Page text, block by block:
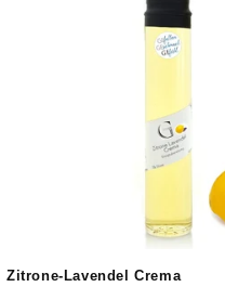
Zitrone-Lavendel Crema